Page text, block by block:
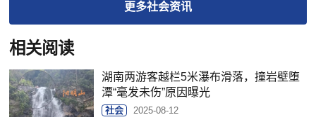
更多社会资讯
相关阅读
湖南两游客越栏5米瀑布滑落，撞岩壁堕
潭“毫发未伤”原因曝光
社会 2025-08-12